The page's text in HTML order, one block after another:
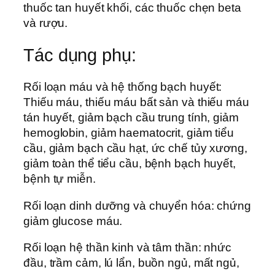
thuốc tan huyết khối, các thuốc chẹn beta
và rượu.
Tác dụng phụ:
Rối loạn máu và hệ thống bạch huyết:
Thiếu máu, thiếu máu bất sản và thiếu máu
tán huyết, giảm bạch cầu trung tính, giảm
hemoglobin, giảm haematocrit, giảm tiểu
cầu, giảm bạch cầu hạt, ức chế tủy xương,
giảm toàn thể tiểu cầu, bệnh bạch huyết,
bệnh tự miễn.
Rối loạn dinh dưỡng và chuyển hóa: chứng
giảm glucose máu.
Rối loạn hệ thần kinh và tâm thần: nhức
đầu, trầm cảm, lú lẩn, buồn ngủ, mất ngủ,